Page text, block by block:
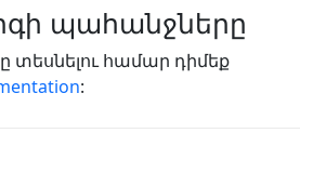
պահանջները
համար դիմեք
: